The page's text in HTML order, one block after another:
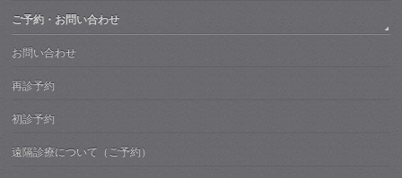
ご予約・お問い合わせ
お問い合わせ
再診予約
初診予約
遠隔診療について（ご予約）